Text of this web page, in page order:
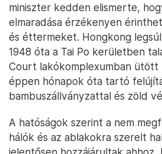
miniszter kedden elismerte,
elmaradása érzékenyen
és éttermeket. Hongkong
1948 óta a Tai Po kerületben
Court lakókomplexumban ütött
éppen hónapok óta tartó
bambuszállványzattal és zöld
A hatóságok szerint a nem
hálók és az ablakokra szerelt